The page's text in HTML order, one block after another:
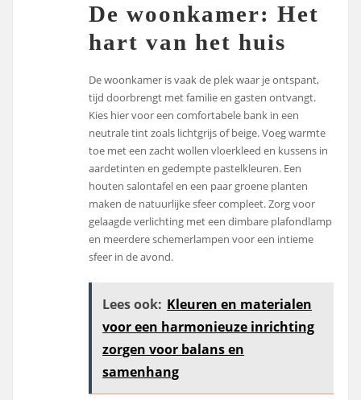
De woonkamer: Het
hart van het huis
De woonkamer is vaak de plek waar je ontspant,
tijd doorbrengt met familie en gasten ontvangt.
Kies hier voor een comfortabele bank in een
neutrale tint zoals lichtgrijs of beige. Voeg warmte
toe met een zacht wollen vloerkleed en kussens in
aardetinten en gedempte pastelkleuren. Een
houten salontafel en een paar groene planten
maken de natuurlijke sfeer compleet. Zorg voor
gelaagde verlichting met een dimbare plafondlamp
en meerdere schemerlampen voor een intieme
sfeer in de avond.
Lees ook: Kleuren en materialen
voor een harmonieuze inrichting
zorgen voor balans en
samenhang